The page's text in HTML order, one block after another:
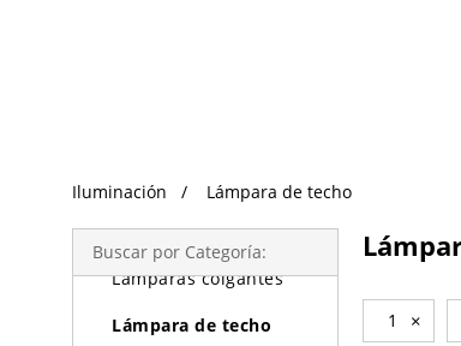
Iluminación Lámpara de techo
Buscar por Categoría:
Iluminación
Lámparas de araña
Lámparas colgantes
Lámpara de techo 1 ×